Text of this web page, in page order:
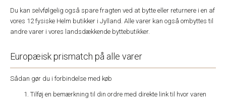
Du kan selvfølgelig også spare fragten ved at bytte eller returnere i en af
vores 12 fysiske Helm butikker i Jylland. Alle varer kan også ombyttes til
andre varer i vores landsdækkende byttebutikker.
Europæisk prismatch på alle varer
Sådan gør du i forbindelse med køb
Tilføj en bemærkning til din ordre med direkte link til hvor varen